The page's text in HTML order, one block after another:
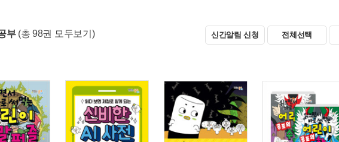
부 (총 98권 모두보기) 신간알림 신청 전체선택